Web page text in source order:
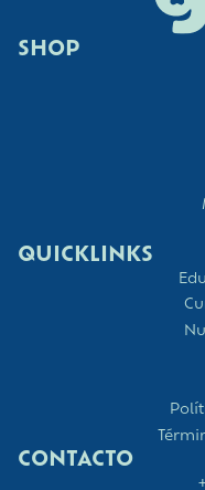
SHOP
QUICKLINKS
CONTACTO